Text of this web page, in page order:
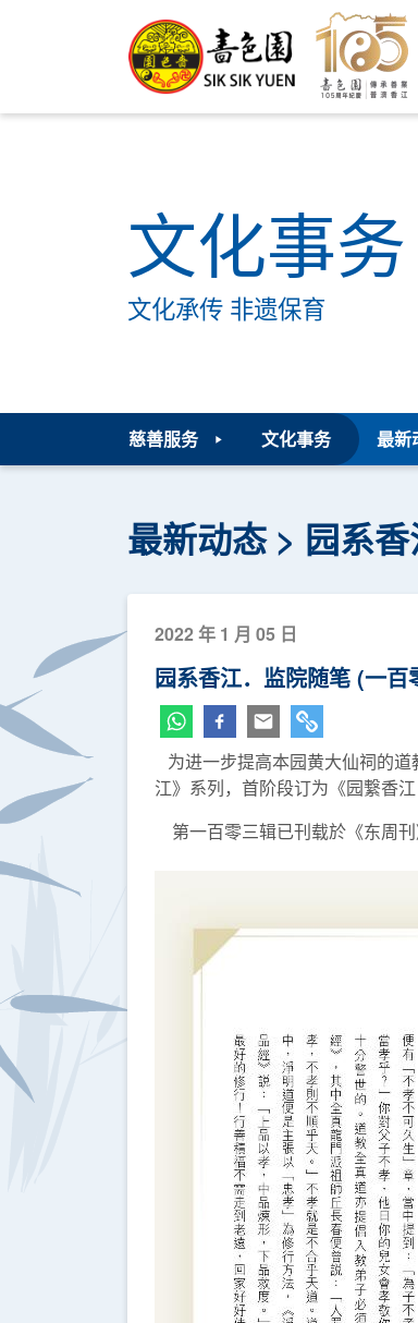
文化事务
文化承传 非遗保育
慈善服务 文化事务 最新
最新动态 园系
2022 年 1 月 05 日
园系香江．监院随笔 (一
为进一步提高本园黄大仙祠的
江》系列，首阶段订为《园繋香
第一百零三辑已刊载於《东周